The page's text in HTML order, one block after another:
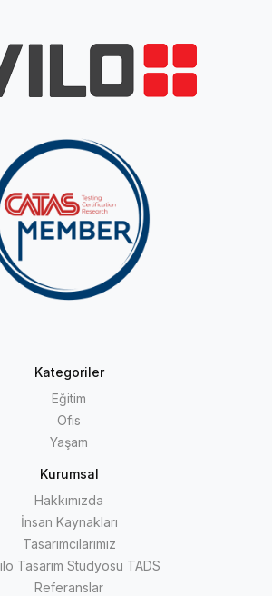
Kategoriler
Eğitim
Ofis
Yaşam
Kurumsal
Hakkımızda
İnsan Kaynakları
Tasarımcılarımız
Tasarım Stüdyosu TADS
Referanslar